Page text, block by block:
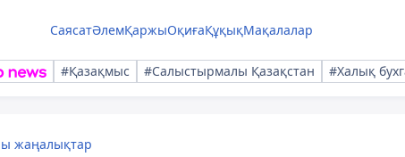
СаясатӘлемҚаржыОқиғаҚұқықМақалалар
#Қазақмыс #Салыстырмалы Қазақстан #Халық
жаңалықтар